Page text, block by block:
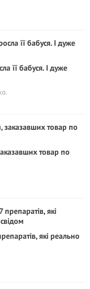
її бабуся. І дуже
товар по
які реально